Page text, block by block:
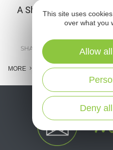
A Showroom to
SHARE : E-MAIL
MORE
This site uses
over what you
Deny
Allow